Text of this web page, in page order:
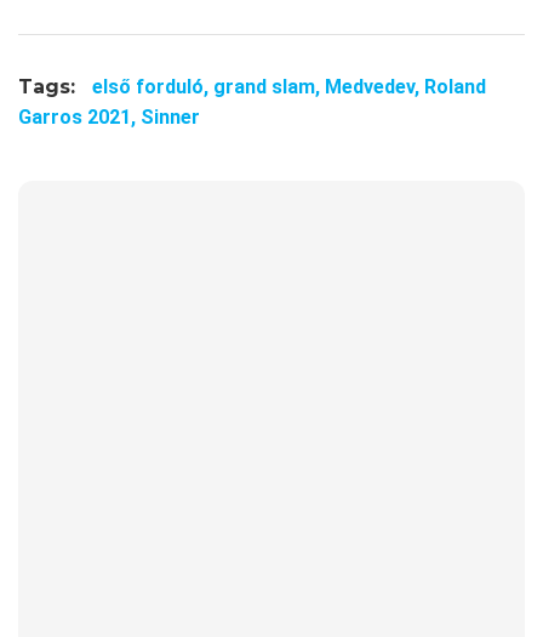
Tags: első forduló, grand slam, Medvedev, Roland
Garros 2021, Sinner